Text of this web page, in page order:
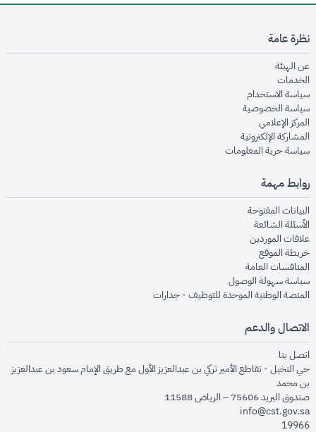
نظرة عامة
عن الهيئةopens in new window
الخدماتopens in new window
سياسة الاستخدام
سياسة الخصوصيةopens in new window
المركز الإعلاميopens in new window
المشاركة الإلكترونيةopens in new window
سياسة حرية المعلوماتopens in new window
روابط مهمة
البيانات المفتوحةopens in new window
الأسئلة الشائعةopens in new window
علاقات الموردينopens in new window
خريطة الموقعopens in new window
المنافسات العامةopens in new window
سياسة سهولة الوصولopens in new window
المنصة الوطنية الموحدة للتوظيف - جداراتopens in new window
الاتصال والدعم
اتصل بنا
حي النخيل - تقاطع الأمير تركي بن عبدالعزيز الأول مع طريق الإمام سعود بن عبدالعزيز
بن محمد
صندوق البريد 75606 – الرياض 11588
info@cst.gov.sa
19966